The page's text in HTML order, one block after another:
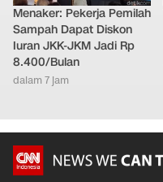
Menaker: Pekerja Pemilah
Sampah Dapat Diskon
Iuran JKK-JKM Jadi Rp
8.400/Bulan
dalam 7 jam